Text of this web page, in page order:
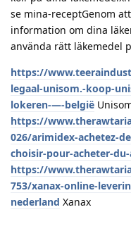
se mina-receptGenom
information om dina
använda rätt läkemedel
https://
legaal-unisom.-koop-
lokeren-—-belgië
https://
026/arimidex-achetez-
choisir-pour-acheter-
https://
753/xanax-online-
nederland Xanax